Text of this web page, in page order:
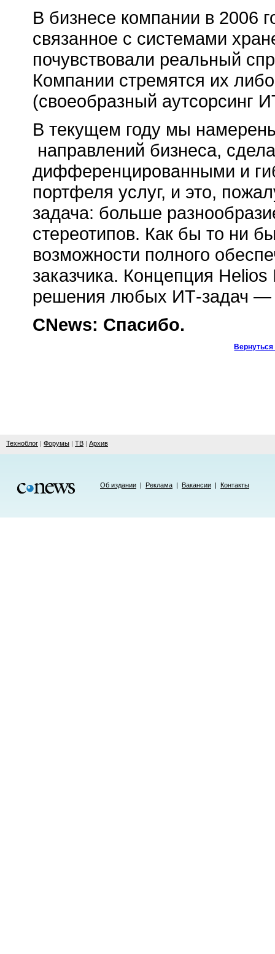
В бизнесе компании в 2006
связанное с системами
почувствовали реальный
Компании стремятся их
(своеобразный аутсорсинг
В текущем году мы
направлений бизнеса,
дифференцированными и
портфеля услуг, и это,
задача: больше
стереотипов. Как бы то ни
возможности полного
заказчика. Концепция
решения любых ИТ-задач —
CNews: Спасибо.
Техноблог | Форумы | ТВ | Архив
Об издании | Реклама | Вакансии | Контакты